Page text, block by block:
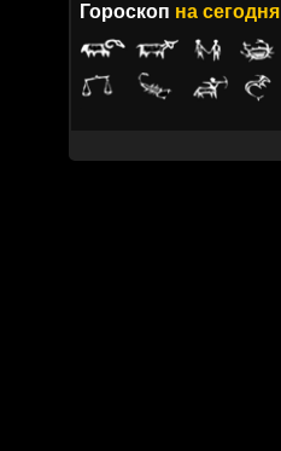
Гороскоп на сегодня